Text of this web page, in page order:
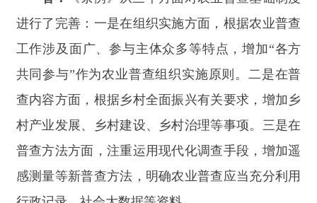
行政记录、社会大数据等资料。
问：请介绍一下《条例》在加强数据质量控制
答：数据质量是普查工作的生命线，资料管理
是普查工作重要环节，《条例》主要从以下方面健
全完善数据质量控制和资料管理有关制度：一是完